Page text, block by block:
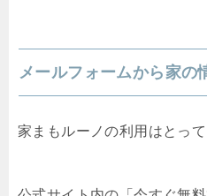
メールフォームから家の
家まもルーノの利用はとって